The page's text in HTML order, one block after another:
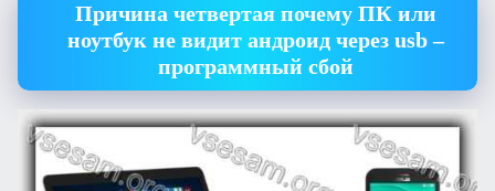
Причина четвертая почему ПК или
ноутбук не видит андроид через usb –
программный сбой